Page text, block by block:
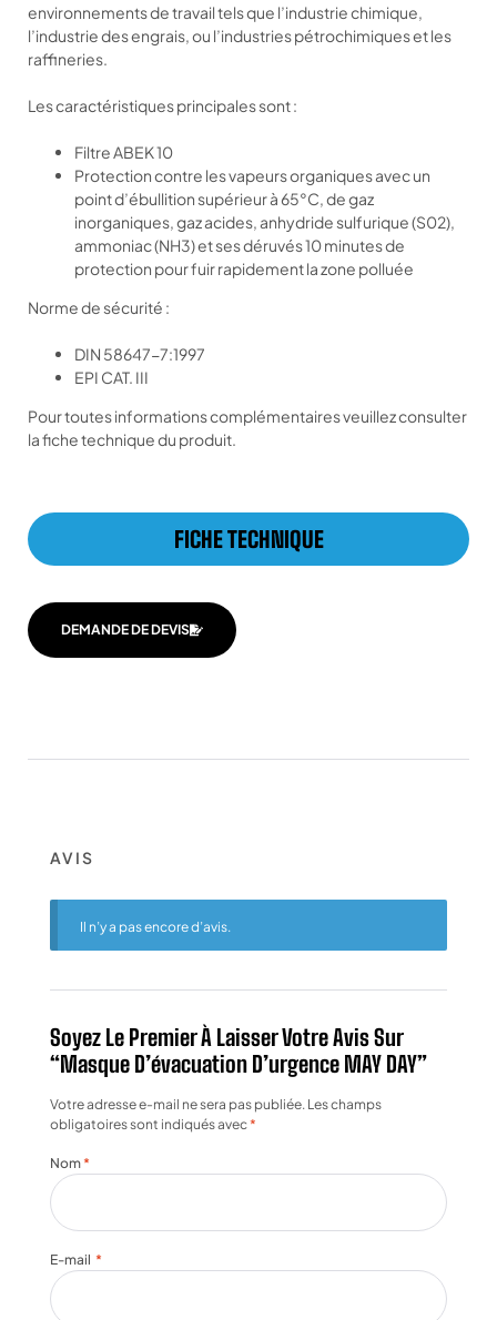
environnements de travail tels que l’industrie chimique,
l’industrie des engrais, ou l’industries pétrochimiques et les
raffineries.
Les caractéristiques principales sont :
Filtre ABEK 10
Protection contre les vapeurs organiques avec un
point d’ébullition supérieur à 65°C, de gaz
inorganiques, gaz acides, anhydride sulfurique (S02),
ammoniac (NH3) et ses déruvés 10 minutes de
protection pour fuir rapidement la zone polluée
Norme de sécurité :
DIN 58647-7:1997
EPI CAT. III
Pour toutes informations complémentaires veuillez consulter
la fiche technique du produit.
FICHE TECHNIQUE
DEMANDE DE DEVIS
AVIS
Il n’y a pas encore d’avis.
Soyez Le Premier À Laisser Votre Avis Sur
“Masque D’évacuation D’urgence MAY DAY”
Votre adresse e-mail ne sera pas publiée. Les champs
obligatoires sont indiqués avec*
Nom *
E-mail *